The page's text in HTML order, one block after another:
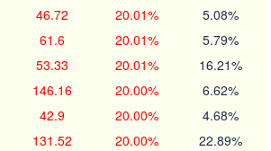
46.72 20.01% 5.08%
61.6 20.01% 5.79%
53.33 20.01% 16.21%
146.16 20.00% 6.62%
42.9 20.00% 4.68%
131.52 20.00% 22.89%